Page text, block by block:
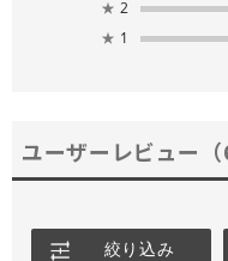
★ 2
★ 1
ユーザーレビュー
絞り込み